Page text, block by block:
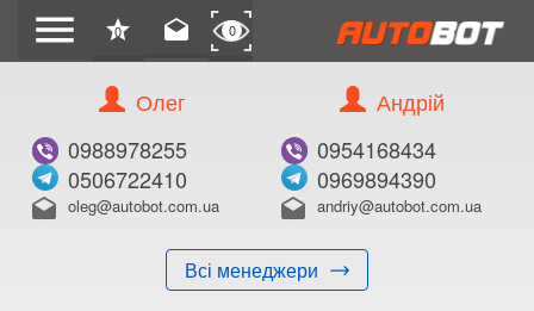
menu star
0 drafts 0
Олег
0988978255
0506722410
drafts oleg@autobot.com.ua
Всі менеджери
Андрій
0954168434
0969894390
drafts andriy@autobot.com.ua
КУПИТИ